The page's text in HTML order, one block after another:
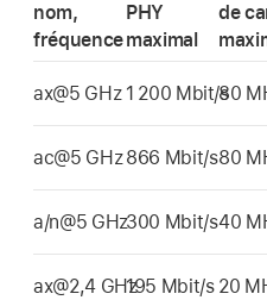
nom,
fréquence
PHY
maximal
de
ax@5 GHz 1 200 Mbit/s80
ac@5 GHz 866 Mbit/s80
a/n@5 GHz300 Mbit/s40
ax@2,4 GHz195 Mbit/s 20